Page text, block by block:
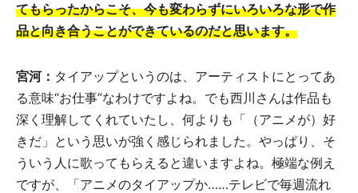
てもらったからこそ、今も変わらずにいろいろな形で作
品と向き合うことができているのだと思います。
宮河： タイアップというのは、アーティストにとってあ
る意味“お仕事”なわけですよね。でも西川さんは作品も
深く理解してくれていたし、何よりも「（アニメが）好
きだ」という思いが強く感じられました。やっぱり、そ
ういう人に歌ってもらえると違いますよね。極端な例え
ですが、「アニメのタイアップか……テレビで毎週流れ